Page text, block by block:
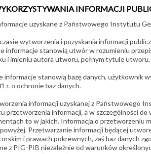
INFORMACJI
uzyskane z Państwowego Instytutu
wytworzenia i pozyskania informacji
informacje stanowią utwór w rozumieniu
i imieniu autora utworu, pełnym tytule
informacje stanowią bazę danych, użytkownik
r. o ochronie baz danych.
informacji uzyskanej z Państwowego
przetworzenia informacji, a w szczególności
to w jakich. Informacja o przetworzeniu
Przetwarzanie informacji będącej
i prawach pokrewnych, zaś baz danych
z PIG-PIB niezależnie od warunków